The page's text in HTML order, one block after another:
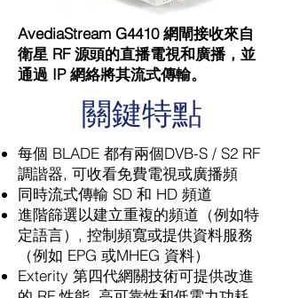
AvediaStream G4410 網閘接收來自
衛星 RF 源頭的直播電視和廣播，並
通過 IP 網絡將其流式傳輸。
關鍵特點
每個 BLADE 都有兩個DVB-S / S2 RF
調諧器, 可收看免費電視或廣播頻
同時流式傳輸 SD 和 HD 頻道
進階篩選以建立重複的頻道（例如特
定語言）, 控制頻寬或提供資料服務
（例如 EPG 或MHEG 資料）
Exterity 第四代網關技術可提供改進